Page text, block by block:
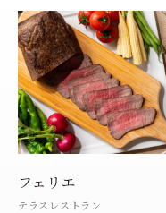
フェリエ
テラスレストラン